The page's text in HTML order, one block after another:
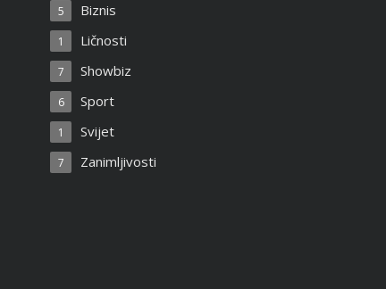
Biznis
5
Ličnosti
1
Showbiz
7
Sport
6
Svijet
1
Zanimljivosti
7